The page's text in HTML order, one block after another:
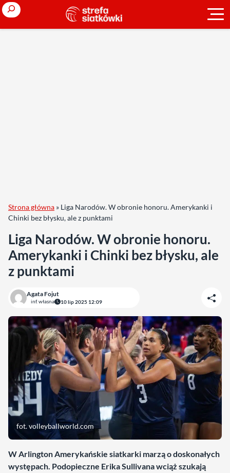
Search
Strona główna » Liga Narodów. W obronie honoru. Amerykanki i
Chinki bez błysku, ale z punktami
Liga Narodów. W obronie honoru.
Amerykanki i Chinki bez błysku, ale
z punktami
Agata Fojut
inf. własna 10 lip 2025 12:09
fot. volleyballworld.com
W Arlington Amerykańskie siatkarki marzą o doskonałych
występach. Podopieczne Erika Sullivana wciąż szukają